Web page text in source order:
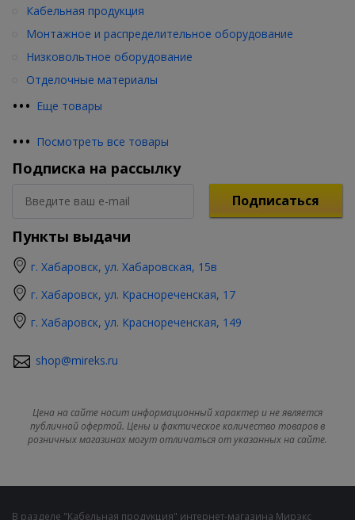
••• Еще товары
Кабельная продукция
Монтажное и распределительное оборудование
Низковольтное оборудование
Отделочные материалы
••• Посмотреть все товары
Подписка на рассылку
Подписаться
Пункты выдачи
г. Хабаровск, ул. Хабаровская, 15в
г. Хабаровск, ул. Краснореченская, 17
г. Хабаровск, ул. Краснореченская, 149
shop@mireks.ru
Цена на сайте носит информационный характер и не является
публичной офертой. Цены и фактическое количество товаров в
розничных магазинах могут отличаться от указанных на сайте.
В разделе "Кабельная продукция" интернет-магазина Мирэкс